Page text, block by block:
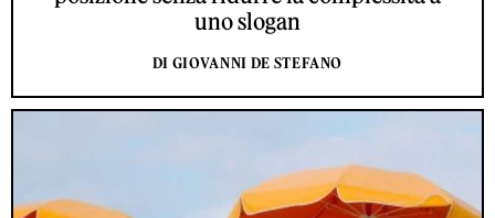
uno slogan
DI GIOVANNI DE STEFANO